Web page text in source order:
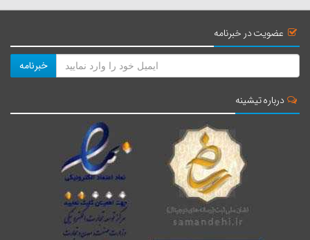
عضویت در خبرنامه
خبرنامه
درباره تیشینه